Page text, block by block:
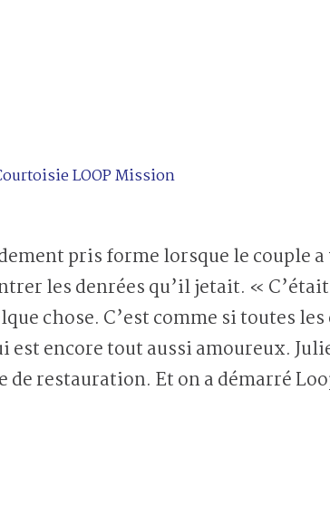
LOOP Mission
pris forme lorsque le couple
les denrées qu’il jetait. «
chose. C’est comme si toutes
encore tout aussi amoureux.
de restauration. Et on a démarré